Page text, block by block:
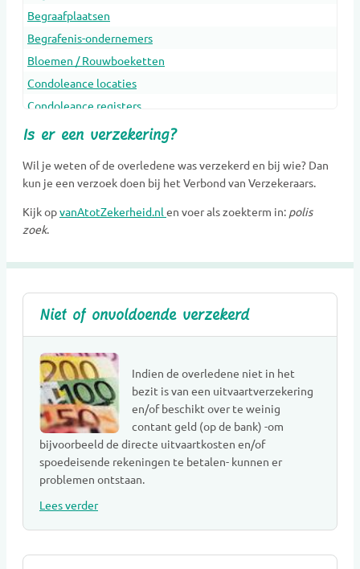
Begraafplaatsen
Begrafenis-ondernemers
Bloemen / Rouwboeketten
Condoleance locaties
Condoleance registers
Crematoria
Dragers
Gedenkobjecten
Gedenksieraden
Glasobjecten
Grafkunst
Grafmonumenten
Groene uitvaart
Hospice
Kaarsen
Kinderen Uitvaartverzorging
Kinderen Urnen
Mediators
Muzikanten / Uitvaartmuziek
Nabestaandenzorg
Is er een verzekering?
Wil je weten of de overledene was verzekerd en bij wie? Dan
kun je een verzoek doen bij het Verbond van Verzekeraars.
Kijk opvanAtotZekerheid.nl en voer als zoekterm in: polis
zoek.
Niet of onvoldoende verzekerd
Indien de overledene niet in het
bezit is van een uitvaartverzekering
en/of beschikt over te weinig
contant geld (op de bank) -om
bijvoorbeeld de directe uitvaartkosten en/of
spoedeisende rekeningen te betalen- kunnen er
problemen ontstaan.
Lees verder